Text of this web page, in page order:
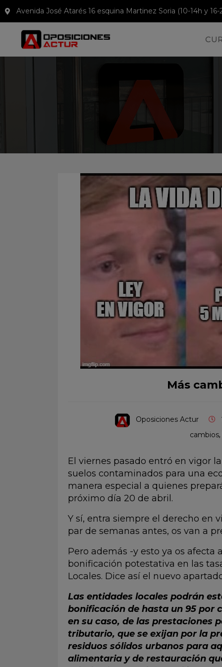
Avenida José Atarés 16 esquina Martinez Soria (10-14h y
Más
Oposiciones Actur
cambios,
El viernes pasado entró en vigor
suelos contaminados para una
manera especial a quienes
próximo día 20 de abril.
Y sí, entra siempre el derecho en
par de semanas antes, os van a
Pero además -y esto ya os afecta
bonificación potestativa en las
Locales. Dice así el nuevo
Las entidades locales podrán
bonificación de hasta un 95 por
en su caso, de las prestaciones
tributario, que se exijan por la
residuos sólidos urbanos para
alimentaria y de restauración